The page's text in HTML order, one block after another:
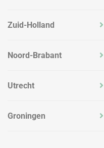
Zuid-Holland
Noord-Brabant
Utrecht
Groningen